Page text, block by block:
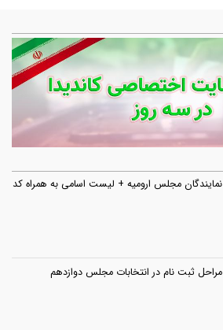
نمایندگان مجلس ارومیه + لیست اسامی به همراه کد
مراحل ثبت نام در انتخابات مجلس دوازدهم